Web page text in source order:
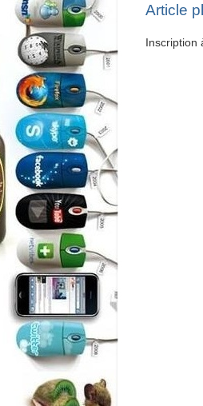
Article
Inscription